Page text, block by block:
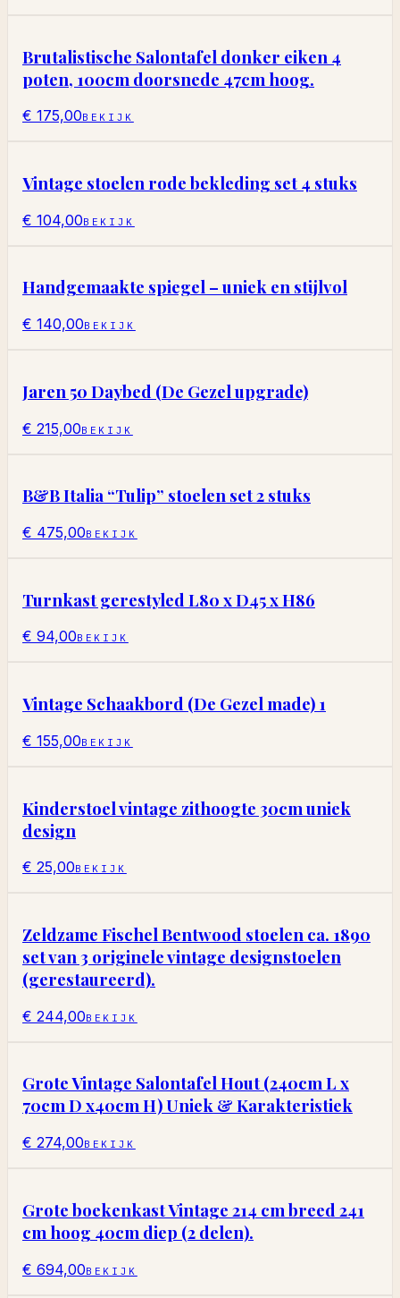
Brutalistische Salontafel donker eiken 4
poten, 100cm doorsnede 47cm hoog.
€ 175,00BEKIJK
Vintage stoelen rode bekleding set 4 stuks
€ 104,00BEKIJK
Handgemaakte spiegel – uniek en stijlvol
€ 140,00BEKIJK
Jaren 50 Daybed (De Gezel upgrade)
€ 215,00BEKIJK
B&B Italia “Tulip” stoelen set 2 stuks
€ 475,00BEKIJK
Turnkast gerestyled L80 x D45 x H86
€ 94,00BEKIJK
Vintage Schaakbord (De Gezel made) 1
€ 155,00BEKIJK
Kinderstoel vintage zithoogte 30cm uniek
design
€ 25,00BEKIJK
Zeldzame Fischel Bentwood stoelen ca. 1890
set van 3 originele vintage designstoelen
(gerestaureerd).
€ 244,00BEKIJK
Grote Vintage Salontafel Hout (240cm L x
70cm D x40cm H) Uniek & Karakteristiek
€ 274,00BEKIJK
Grote boekenkast Vintage 214 cm breed 241
cm hoog 40cm diep (2 delen).
€ 694,00BEKIJK